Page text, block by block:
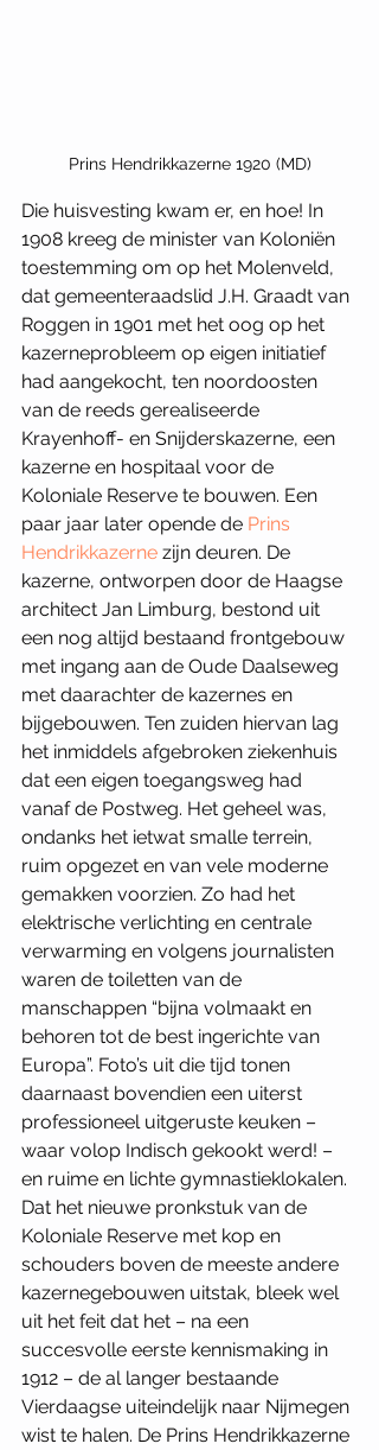
Prins Hendrikkazerne 1920 (MD)
Die huisvesting kwam er, en hoe! In
1908 kreeg de minister van Koloniën
toestemming om op het Molenveld,
dat gemeenteraadslid J.H. Graadt van
Roggen in 1901 met het oog op het
kazerneprobleem op eigen initiatief
had aangekocht, ten noordoosten
van de reeds gerealiseerde
Krayenhoff- en Snijderskazerne, een
kazerne en hospitaal voor de
Koloniale Reserve te bouwen. Een
paar jaar later opende de Prins
Hendrikkazerne zijn deuren. De
kazerne, ontworpen door de Haagse
architect Jan Limburg, bestond uit
een nog altijd bestaand frontgebouw
met ingang aan de Oude Daalseweg
met daarachter de kazernes en
bijgebouwen. Ten zuiden hiervan lag
het inmiddels afgebroken ziekenhuis
dat een eigen toegangsweg had
vanaf de Postweg. Het geheel was,
ondanks het ietwat smalle terrein,
ruim opgezet en van vele moderne
gemakken voorzien. Zo had het
elektrische verlichting en centrale
verwarming en volgens journalisten
waren de toiletten van de
manschappen “bijna volmaakt en
behoren tot de best ingerichte van
Europa”. Foto’s uit die tijd tonen
daarnaast bovendien een uiterst
professioneel uitgeruste keuken –
waar volop Indisch gekookt werd! –
en ruime en lichte gymnastieklokalen.
Dat het nieuwe pronkstuk van de
Koloniale Reserve met kop en
schouders boven de meeste andere
kazernegebouwen uitstak, bleek wel
uit het feit dat het – na een
succesvolle eerste kennismaking in
1912 – de al langer bestaande
Vierdaagse uiteindelijk naar Nijmegen
wist te halen. De Prins Hendrikkazerne